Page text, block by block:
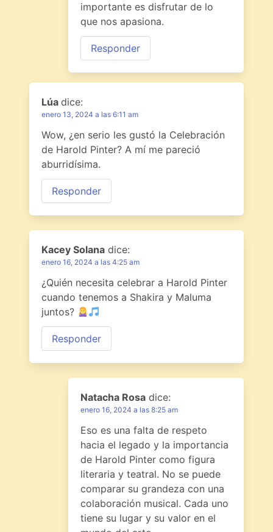
importante es disfrutar de lo
que nos apasiona.
Responder
Lúa dice:
enero 13, 2024 a las 6:11 am
Wow, ¿en serio les gustó la Celebración
de Harold Pinter? A mí me pareció
aburridísima.
Responder
Kacey Solana dice:
enero 16, 2024 a las 4:25 am
¿Quién necesita celebrar a Harold Pinter
cuando tenemos a Shakira y Maluma
juntos?
Responder
Natacha Rosa dice:
enero 16, 2024 a las 8:25 am
Eso es una falta de respeto
hacia el legado y la importancia
de Harold Pinter como figura
literaria y teatral. No se puede
comparar su grandeza con una
colaboración musical. Cada uno
tiene su lugar y su valor en el